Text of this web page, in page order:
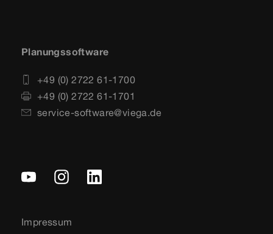
Planungssoftware
+49 (0) 2722 61-1700
+49 (0) 2722 61-1701
service-software@viega.de
Impressum